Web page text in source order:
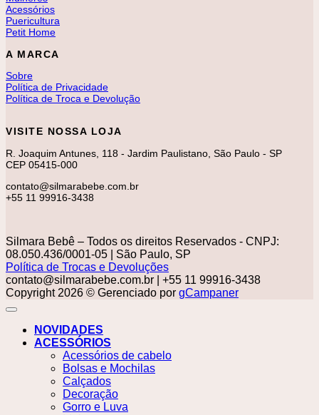
Acessórios
Puericultura
Petit Home
A MARCA
Sobre
Política de Privacidade
Política de Troca e Devolução
VISITE NOSSA LOJA
R. Joaquim Antunes, 118 - Jardim Paulistano, São Paulo - SP
CEP 05415-000
contato@silmarabebe.com.br
+55 11 99916-3438
Silmara Bebê – Todos os direitos Reservados - CNPJ:
08.050.436/0001-05 | São Paulo, SP
Política de Trocas e Devoluções
contato@silmarabebe.com.br | +55 11 99916-3438
Copyright 2026 © Gerenciado por gCampaner
NOVIDADES
ACESSÓRIOS
Acessórios de cabelo
Bolsas e Mochilas
Calçados
Decoração
Gorro e Luva